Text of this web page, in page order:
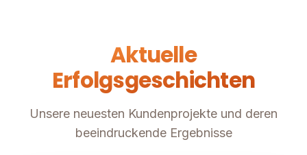
Aktuelle
Erfolgsgeschichten
Unsere neuesten Kundenprojekte und deren
beeindruckende Ergebnisse